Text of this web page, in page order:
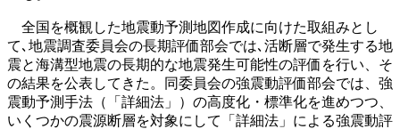
全国を概観した地震動予測地図作成に向けた取組みとし
て､地震調査委員会の長期評価部会では､活断層で発生する地
震と海溝型地震の長期的な地震発生可能性の評価を行い、そ
の結果を公表してきた。同委員会の強震動評価部会では、強
震動予測手法（「詳細法」）の高度化・標準化を進めつつ、
いくつかの震源断層を対象にして「詳細法」による強震動評